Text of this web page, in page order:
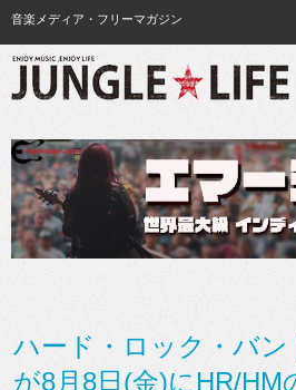
音楽メディア・フリーマガジン
ハード・ロック・バン
が8月8日(金)にHR/HM